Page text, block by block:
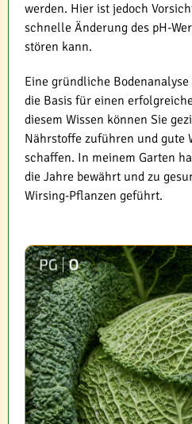
werden. Hier ist jedoch
schnelle Änderung des pH-
stören kann.
Eine gründliche
die Basis für einen
diesem Wissen können Sie
Nährstoffe zuführen und gute
schaffen. In meinem Garten
die Jahre bewährt und zu
Wirsing-Pflanzen geführt.